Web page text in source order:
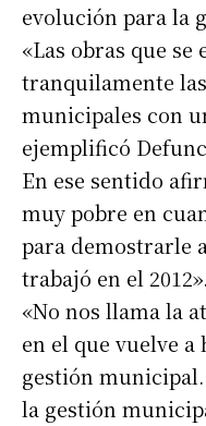
evolución para la
«Las obras que
tranquilamente
municipales con
ejemplificó
En ese sentido
muy pobre en
para demostrarle
trabajó en el 2012».
«No nos llama la
en el que vuelve
gestión
la gestión